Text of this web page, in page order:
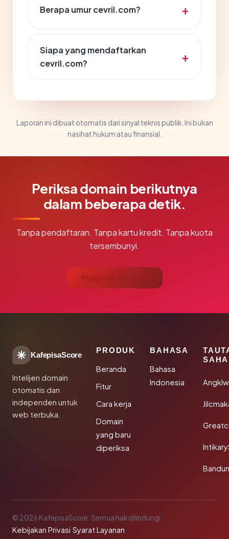
Berapa umur cevril.com?
Siapa yang mendaftarkan
cevril.com?
Laporan ini dibuat otomatis dari sinyal teknis publik. Ini bukan
nasihat hukum atau finansial.
Periksa domain berikutnya
dalam beberapa detik.
Tanpa pendaftaran. Tanpa kartu kredit. Tanpa kuota
tersembunyi.
Mulai cek gratis →
KafepisaScore
Intelijen domain
otomatis dan
independen untuk
web terbuka.
PRODUK
Beranda
Fitur
Cara kerja
Domain
yang baru
diperiksa
BAHASA
Bahasa
Indonesia
© 2026 KafepisaScore. Semua hak dilindungi.
Kebijakan Privasi·Syarat Layanan